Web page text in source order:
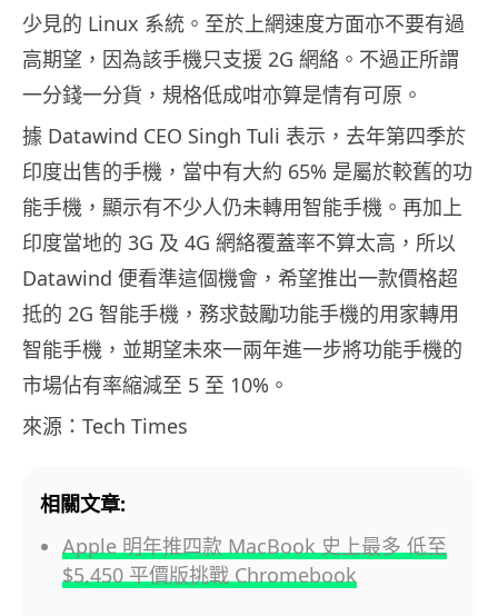
少見的 Linux 系統。至於上網速度方面亦不要有過
高期望，因為該手機只支援 2G 網絡。不過正所謂
一分錢一分貨，規格低成咁亦算是情有可原。
據 Datawind CEO Singh Tuli 表示，去年第四季於
印度出售的手機，當中有大約 65% 是屬於較舊的功
能手機，顯示有不少人仍未轉用智能手機。再加上
印度當地的 3G 及 4G 網絡覆蓋率不算太高，所以
Datawind 便看準這個機會，希望推出一款價格超
抵的 2G 智能手機，務求鼓勵功能手機的用家轉用
智能手機，並期望未來一兩年進一步將功能手機的
市場佔有率縮減至 5 至 10%。
來源：Tech Times
相關文章:
Apple 明年推四款 MacBook 史上最多 低至
$5,450 平價版挑戰 Chromebook